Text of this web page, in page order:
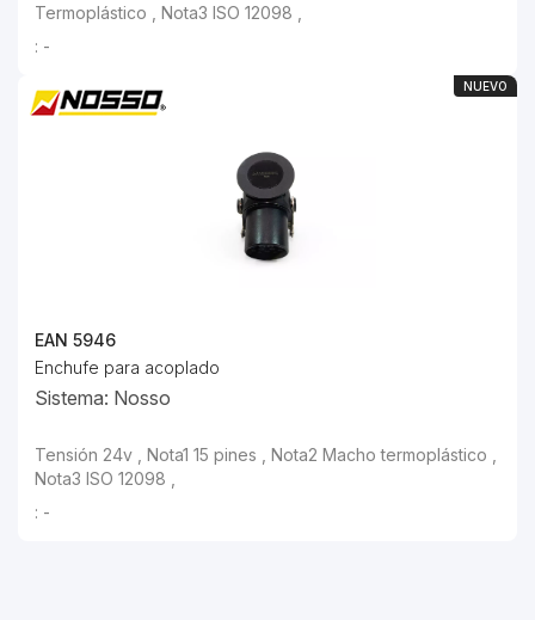
Termoplástico , Nota3 ISO 12098 ,
: -
EAN 5946
Enchufe para acoplado
Sistema: Nosso
Tensión 24v , Nota1 15 pines , Nota2 Macho termoplástico ,
Nota3 ISO 12098 ,
: -
NUEVO